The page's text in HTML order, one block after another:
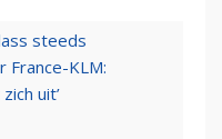
steeds
France-KLM:
uit’